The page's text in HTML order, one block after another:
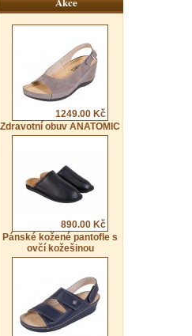
1249.00 Kč
Zdravotní obuv ANATOMIC
890.00 Kč
Pánské kožené pantofle s
ovčí kožešinou